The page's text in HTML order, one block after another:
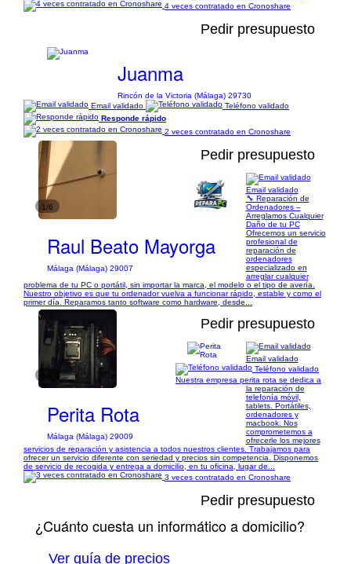
4 veces contratado en Cronoshare
Pedir presupuesto
Juanma
Rincón de la Victoria (Málaga) 29730
Email validado
Teléfono validado
Responde rápido
2 veces contratado en Cronoshare
1/6
Pedir presupuesto
Raul Beato Mayorga
Málaga (Málaga) 29007
Email validado
🔧 Reparación de
Ordenadores –
Arreglamos Cualquier
Daño de tu PC
Ofrecemos un servicio
profesional de
reparación de
ordenadores
especializado en
arreglar cualquier
problema de tu PC o portátil, sin importar la marca, el modelo o el tipo de avería.
Nuestro objetivo es que tu ordenador vuelva a funcionar rápido, estable y como el
primer día. Reparamos tanto software como hardware, desde...
Pedir presupuesto
Perita Rota
Málaga (Málaga) 29009
Email validado
Teléfono validado
Nuestra empresa perita rota se dedica a
la reparación de
telefonía móvil,
tablets. Portátiles,
ordenadores y
macbook. Nos
comprometemos a
ofrecerle los mejores
servicios de reparación y asistencia a todos nuestros clientes. Trabajamos para
ofrecer un servicio diferente con seriedad y precios sin competencia. Disponemos
de servicio de recogida y entrega a domicilio, en tu oficina, lugar de...
3 veces contratado en Cronoshare
Pedir presupuesto
¿Cuánto cuesta un informático a domicilio?
Ver guía de precios